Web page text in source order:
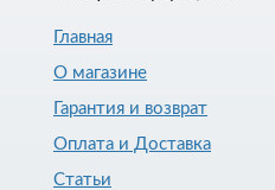
Главная
О магазине
Гарантия и возврат
Оплата и Доставка
Статьи